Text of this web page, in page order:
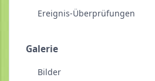
Ereignis-Überprüfungen
Galerie
Bilder